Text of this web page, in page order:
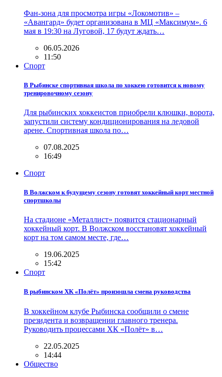
Фан-зона для просмотра игры «Локомотив» –
«Авангард» будет организована в МЦ «Максимум». 6
мая в 19:30 на Луговой, 17 будут ждать…
06.05.2026
11:50
Спорт
В Рыбинске спортивная школа по хоккею готовится к новому
тренировочному сезону
Для рыбинских хоккеистов приобрели клюшки, ворота,
запустили систему кондиционирования на ледовой
арене. Спортивная школа по…
07.08.2025
16:49
Спорт
В Волжском к будущему сезону готовят хоккейный корт местной
спортшколы
На стадионе «Металлист» появится стационарный
хоккейный корт. В Волжском восстановят хоккейный
корт на том самом месте, где…
19.06.2025
15:42
Спорт
В рыбинском ХК «Полёт» произошла смена руководства
В хоккейном клубе Рыбинска сообщили о смене
президента и возвращении главного тренера.
Руководить процессами ХК «Полёт» в…
22.05.2025
14:44
Общество